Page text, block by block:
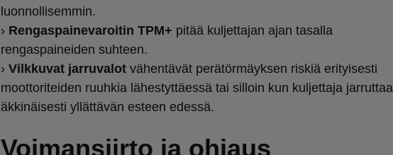
luonnollisemmin.
› Rengaspainevaroitin TPM+ pitää kuljettajan ajan tasalla
rengaspaineiden suhteen.
› Vilkkuvat jarruvalotvähentävät perätörmäyksen riskiä erityisesti
moottoriteiden ruuhkia lähestyttäessä tai silloin kun kuljettaja jarruttaa
äkkinäisesti yllättävän esteen edessä.
Voimansiirto ja ohjaus